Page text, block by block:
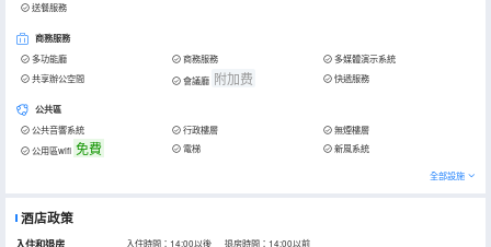
送餐服務
商務服務
多功能廳 商務服務
多媒體演示系統
共享辦公空間
會議廳 附加费 快遞服務
公共區
公共音響系統 行政樓層
無煙樓層
公用區wifi 免費 電梯 新風系統
全部設施
酒店政策
入住時間：14:00以後 退房時間：14:00以前